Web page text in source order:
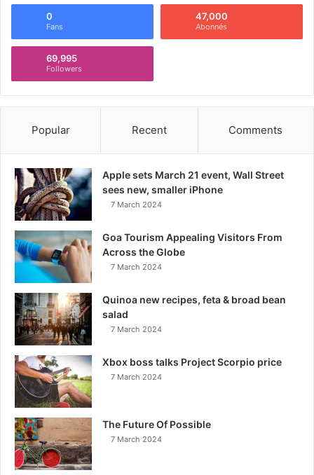
0
Fans
47,000
Abonnés
69,995
Followers
Popular Recent Comments
Apple sets March 21 event, Wall Street
sees new, smaller iPhone
7 March 2024
Goa Tourism Appealing Visitors From
Across the Globe
7 March 2024
Quinoa new recipes, feta & broad bean
salad
7 March 2024
Xbox boss talks Project Scorpio price
7 March 2024
The Future Of Possible
7 March 2024